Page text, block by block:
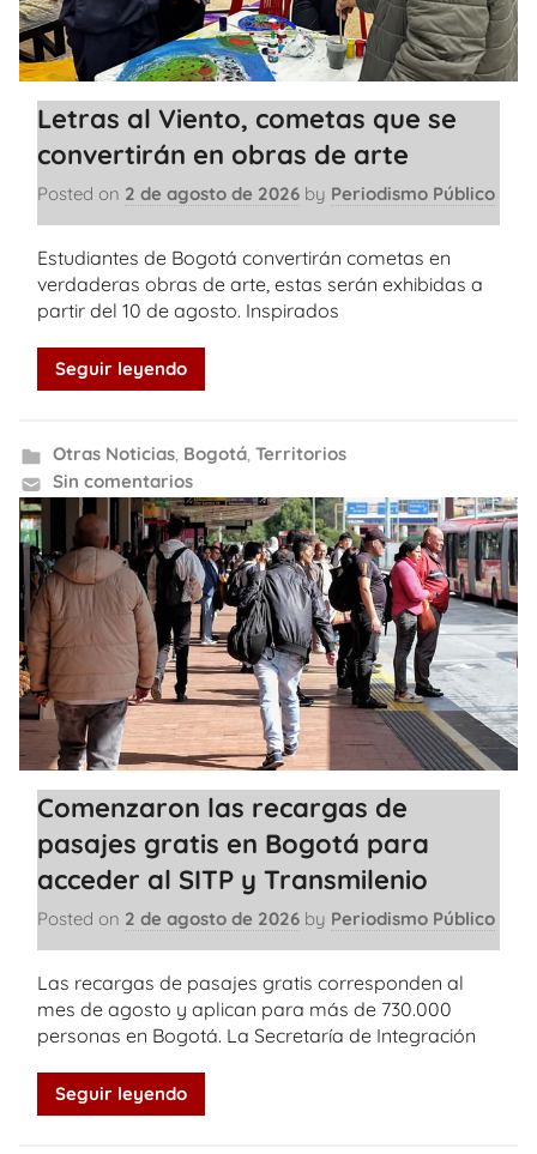
Letras al Viento, cometas que se
convertirán en obras de arte
Posted on 2 de agosto de 2026 by Periodismo Público
Estudiantes de Bogotá convertirán cometas en
verdaderas obras de arte, estas serán exhibidas a
partir del 10 de agosto. Inspirados
Seguir leyendo
Otras Noticias, Bogotá, Territorios
Sin comentarios
Comenzaron las recargas de
pasajes gratis en Bogotá para
acceder al SITP y Transmilenio
Posted on 2 de agosto de 2026 by Periodismo Público
Las recargas de pasajes gratis corresponden al
mes de agosto y aplican para más de 730.000
personas en Bogotá. La Secretaría de Integración
Seguir leyendo